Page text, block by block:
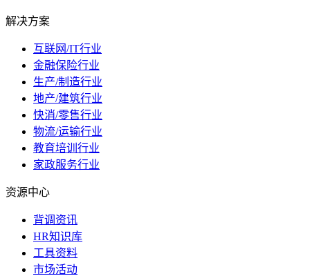
解决方案
互联网/IT行业
金融保险行业
生产/制造行业
地产/建筑行业
快消/零售行业
物流/运输行业
教育培训行业
家政服务行业
资源中心
背调资讯
HR知识库
工具资料
市场活动